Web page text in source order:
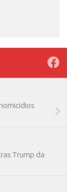
Trump da